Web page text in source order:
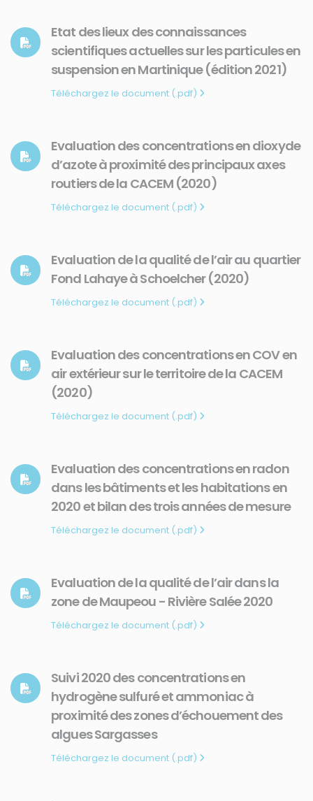
Etat des lieux des connaissances
scientifiques actuelles sur les particules en
suspension en Martinique (édition 2021)
Téléchargez le document (.pdf)
Evaluation des concentrations en dioxyde
d’azote à proximité des principaux axes
routiers de la CACEM (2020)
Téléchargez le document (.pdf)
Evaluation de la qualité de l’air au quartier
Fond Lahaye à Schoelcher (2020)
Téléchargez le document (.pdf)
Evaluation des concentrations en COV en
air extérieur sur le territoire de la CACEM
(2020)
Téléchargez le document (.pdf)
Evaluation des concentrations en radon
dans les bâtiments et les habitations en
2020 et bilan des trois années de mesure
Téléchargez le document (.pdf)
Evaluation de la qualité de l’air dans la
zone de Maupeou - Rivière Salée 2020
Téléchargez le document (.pdf)
Suivi 2020 des concentrations en
hydrogène sulfuré et ammoniac à
proximité des zones d’échouement des
algues Sargasses
Téléchargez le document (.pdf)